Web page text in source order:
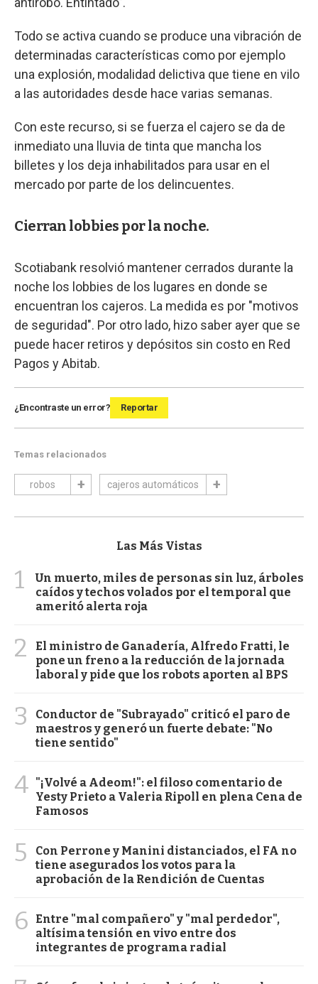
Todo se activa cuando se produce una vibración de
determinadas características como por ejemplo
una explosión, modalidad delictiva que tiene en vilo
a las autoridades desde hace varias semanas.
Con este recurso, si se fuerza el cajero se da de
inmediato una lluvia de tinta que mancha los
billetes y los deja inhabilitados para usar en el
mercado por parte de los delincuentes.
Cierran lobbies por la noche.
Scotiabank resolvió mantener cerrados durante la
noche los lobbies de los lugares en donde se
encuentran los cajeros. La medida es por "motivos
de seguridad". Por otro lado, hizo saber ayer que se
puede hacer retiros y depósitos sin costo en Red
Pagos y Abitab.
¿Encontraste un error? Reportar
Temas relacionados
robos cajeros automáticos
Las Más Vistas
1
Un muerto, miles de personas sin luz, árboles
caídos y techos volados por el temporal que
ameritó alerta roja
2
El ministro de Ganadería, Alfredo Fratti, le
pone un freno a la reducción de la jornada
laboral y pide que los robots aporten al BPS
3
Conductor de "Subrayado" criticó el paro de
maestros y generó un fuerte debate: "No
tiene sentido"
4 "¡Volvé a Adeom!": el filoso comentario de
Yesty Prieto a Valeria Ripoll en plena Cena de
Famosos
5
Con Perrone y Manini distanciados, el FA no
tiene asegurados los votos para la
aprobación de la Rendición de Cuentas
6
Entre "mal compañero" y "mal perdedor",
altísima tensión en vivo entre dos
integrantes de programa radial